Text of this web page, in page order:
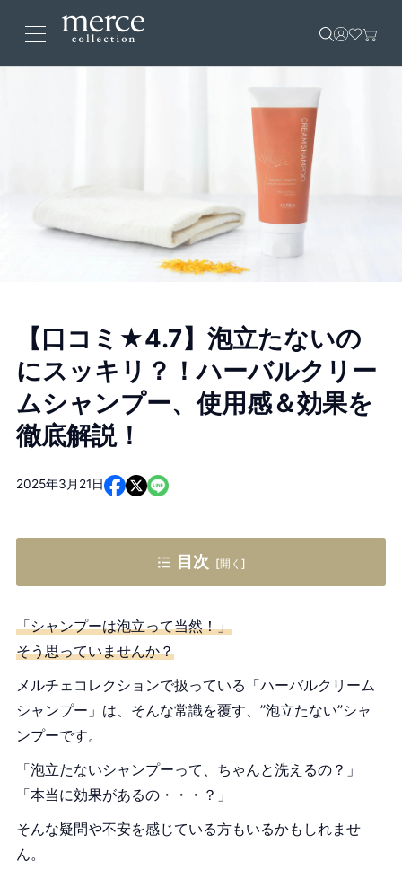
【口コミ★4.7】泡立たないの
にスッキリ？！ハーバルクリー
ムシャンプー、使用感＆効果を
徹底解説！
2025年3月21日
目次
のリアルな口コミ
使用感についての口コミ
香りについての口コミ
頭皮環境についての口コミ
髪についての口コミ
リピートの声も！
シャンプー
「シャンプーは泡立って当然！」
そう思っていませんか？
メルチェコレクションで扱っている「ハーバルクリーム
シャンプー」は、そんな常識を覆す、”泡立たない”シャ
ンプーです。
「泡立たないシャンプーって、ちゃんと洗えるの？」
「本当に効果があるの・・・？」
そんな疑問や不安を感じている方もいるかもしれませ
ん。